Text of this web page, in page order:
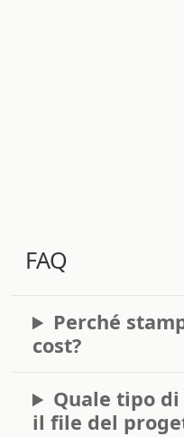
FAQ
Perché
cost?
Quale tipo
il file del